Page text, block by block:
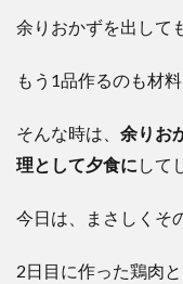
余りおかずを出して
もう1品作るのも材
そんな時は、 余りお
理として夕食に して
今日は、まさしくそ
2日目に作った鶏肉